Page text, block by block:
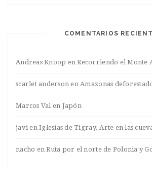
COMENTARIOS
Andreas Knoop enRecorriendo el Monte
scarlet anderson enAmazonas
Marcos Valen Japón
javienIglesias de Tigray. Arte en las
nacho enRuta por el norte de Polonia y